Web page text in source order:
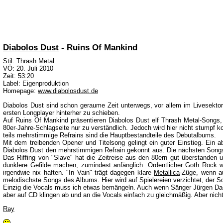
Diabolos Dust - Ruins Of Mankind
Stil: Thrash Metal
VÖ: 20. Juli 2010
Zeit: 53:20
Label: Eigenproduktion
Homepage: www.diabolosdust.de
Diabolos Dust sind schon geraume Zeit unterwegs, vor allem im
ersten Longplayer hinterher zu schieben.
Auf Ruins Of Mankind präsentieren Diabolos Dust elf Thrash Metal-
80er-Jahre-Schlagseite nur zu verständlich. Jedoch wird hier nicht stumpf
teils mehrstimmige Refrains sind die Hauptbestandteile des Debutalbums.
Mit dem treibenden Opener und Titelsong gelingt ein guter Einstieg. Ein
Diabolos Dust den mehrstimmigen Refrain gekonnt aus. Die nächsten
Das Riffing von "Slave" hat die Zeitreise aus den 80ern gut
dunklere Gefilde machen, zumindest anfänglich. Ordentlicher Goth
irgendwie nix haften. "In Vain" trägt dagegen klare Metallica-Züge, wenn
melodischste Songs des Albums. Hier wird auf Spielereien verzichtet, der
Einzig die Vocals muss ich etwas bemängeln. Auch wenn Sänger Jürgen
aber auf CD klingen ab und an die Vocals einfach zu gleichmäßig. Aber
Ray